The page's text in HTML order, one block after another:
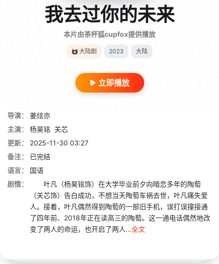
我去过你的未来
本片由茶杯狐cupfox提供播放
大陆剧 2023 大陆
立即播放
导演：
姜炫亦
主演：
杨昊铭 关芯
更新：
2025-11-30 03:27
备注：
已完结
语言：
国语
剧情：
叶凡（杨昊铭饰）在大学毕业前夕向暗恋多年的陶萄
（关芯饰）告白成功，不想当天陶萄车祸去世，叶凡痛失爱
人。接着，叶凡偶然得到陶萄的一部旧手机，误打误撞接通
了四年前、2018年正在读高三的陶萄。这一通电话偶然地改
变了两人的命运，也开启了两人...全文